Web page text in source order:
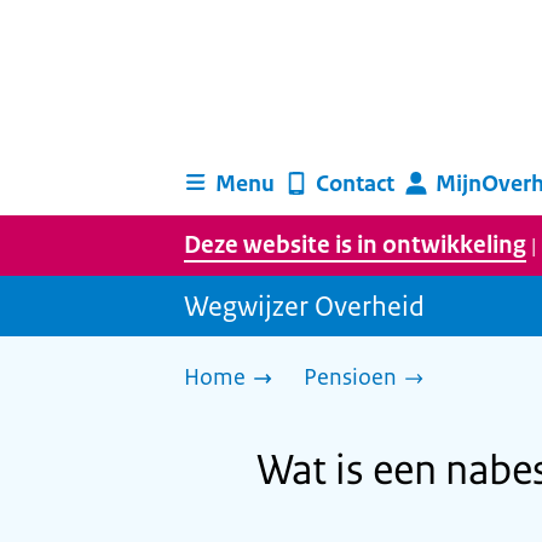
Menu
Contact
Deze website is in ontwikkeling |
Wegwijzer Overheid
Home Pensioen
Wat is een